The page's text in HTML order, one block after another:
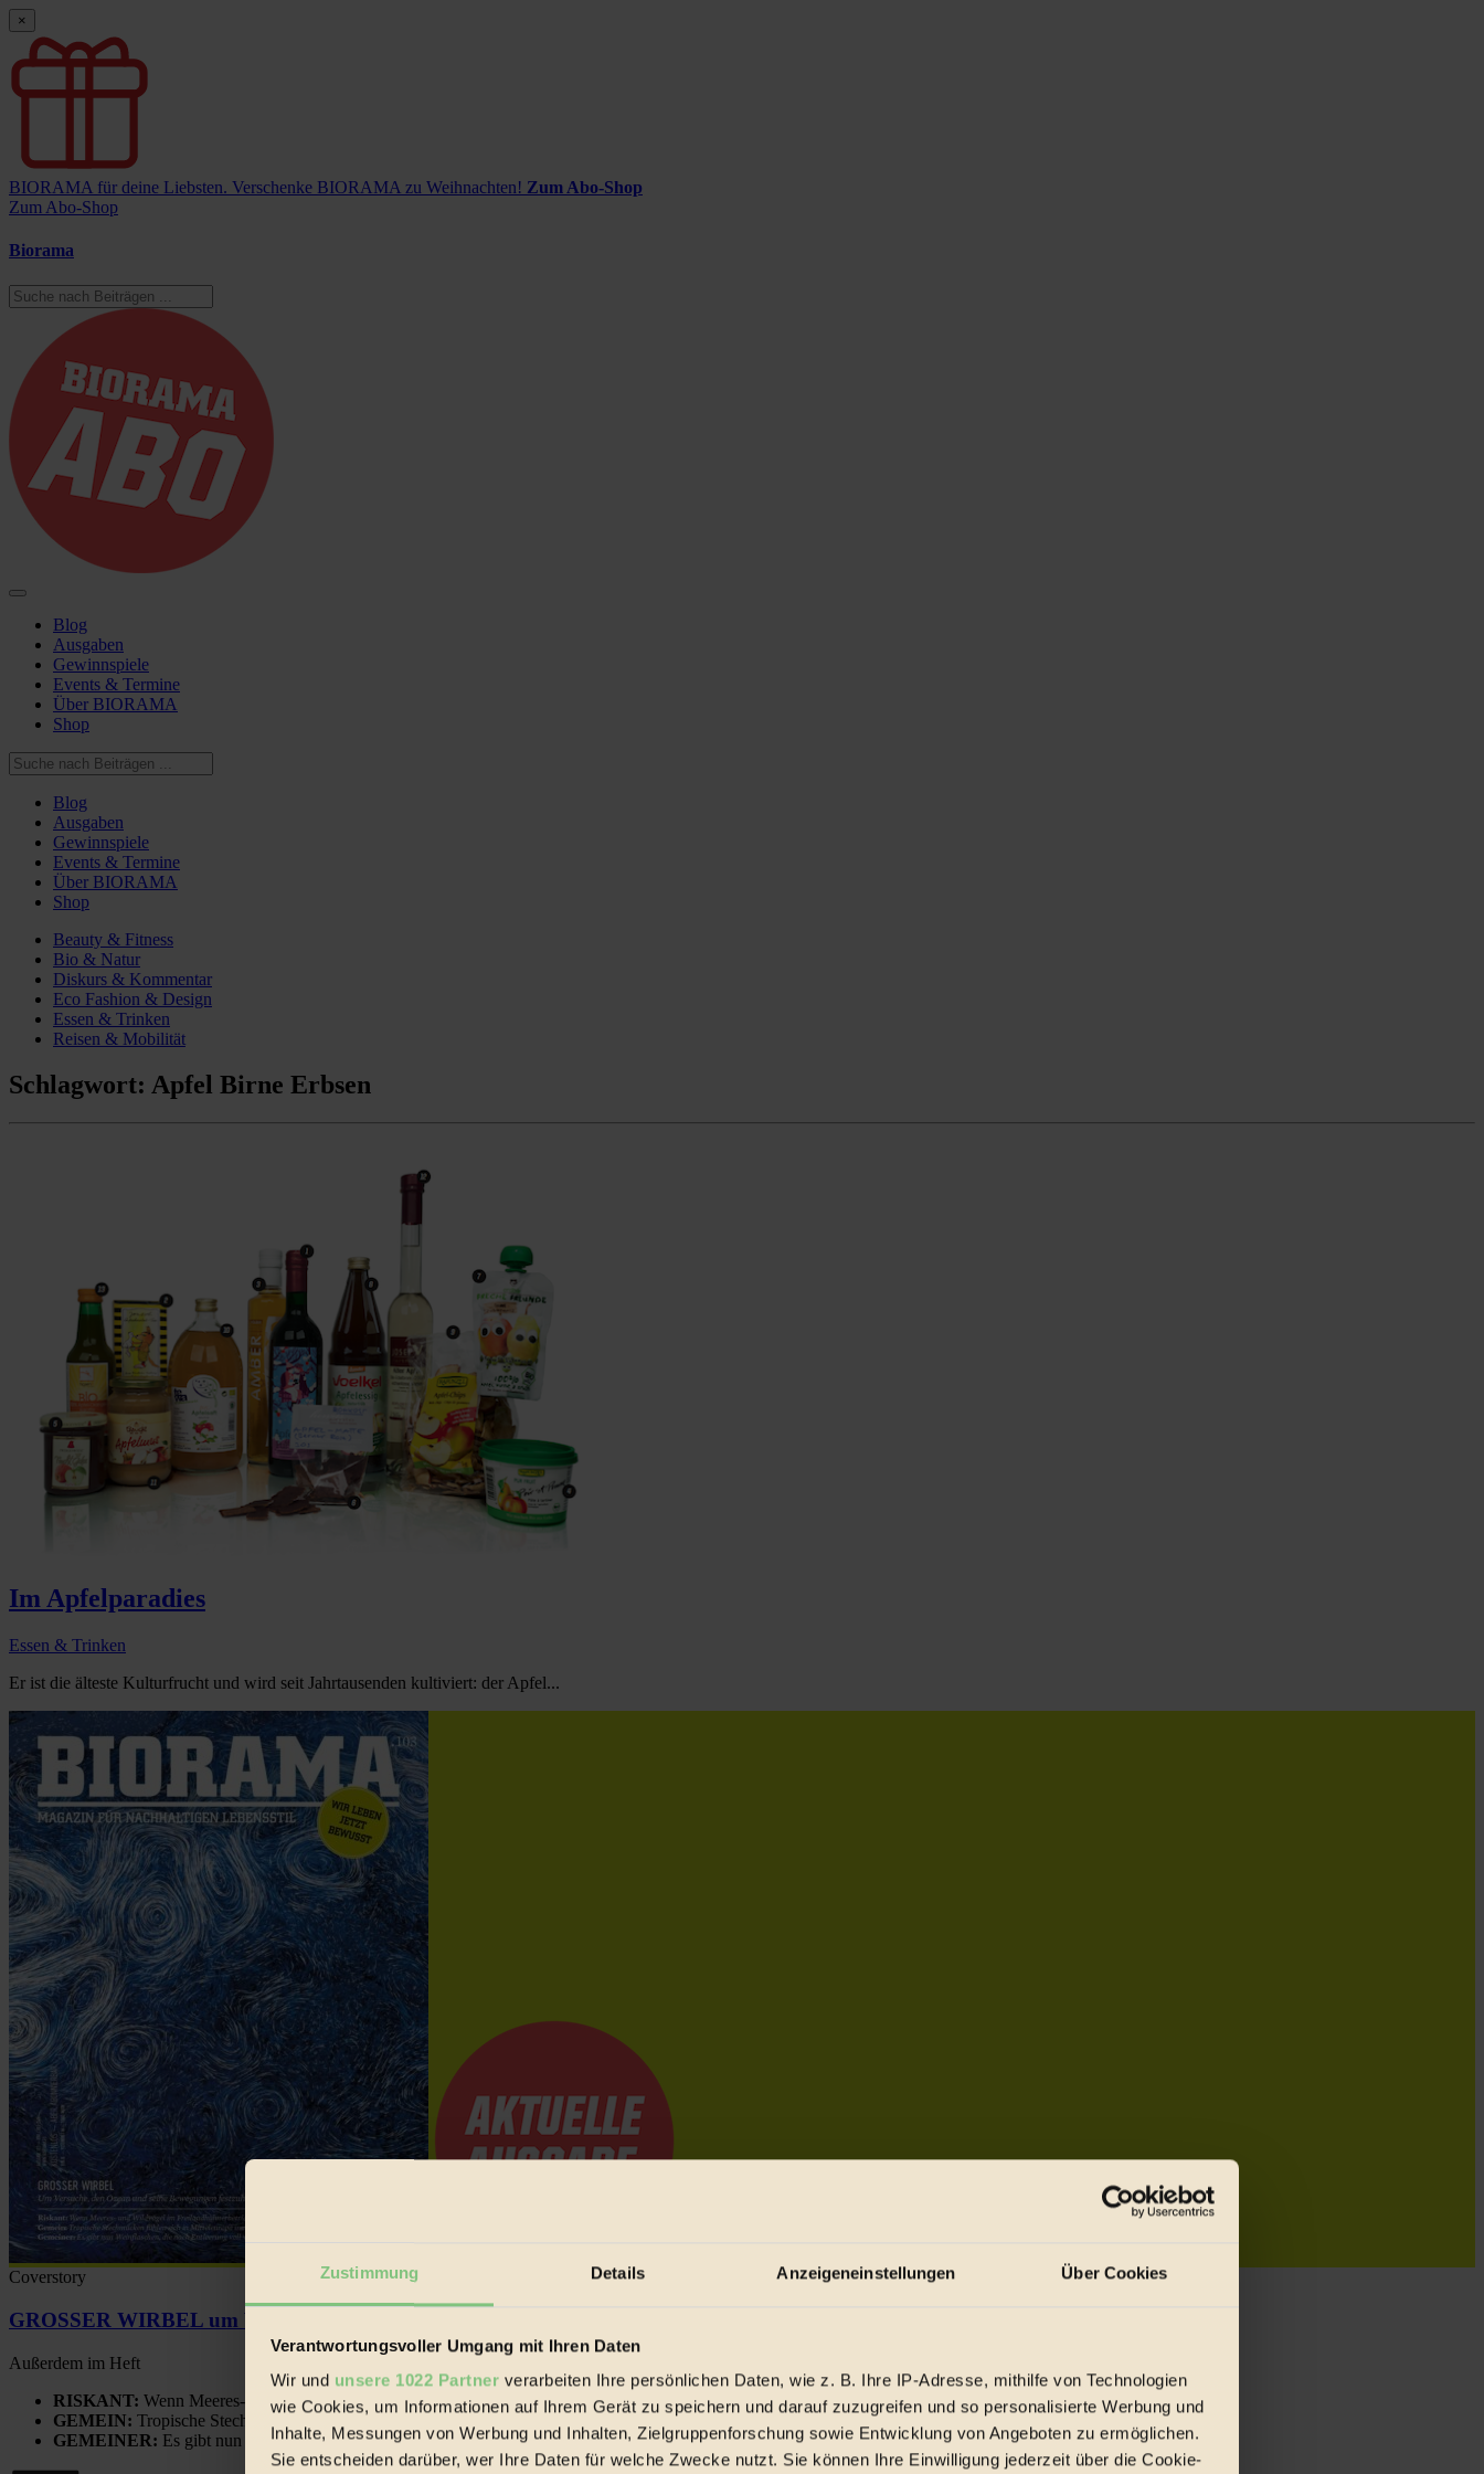
Zustimmung Details Anzeigeneinstellungen Über Cookies
Verantwortungsvoller Umgang mit Ihren Daten
Wir und unsere 1022 Partner verarbeiten Ihre persönlichen Daten, wie z. B. Ihre IP-Adresse, mithilfe von Technologien
wie Cookies, um Informationen auf Ihrem Gerät zu speichern und darauf zuzugreifen und so personalisierte Werbung und
Inhalte, Messungen von Werbung und Inhalten, Zielgruppenforschung sowie Entwicklung von Angeboten zu ermöglichen.
Sie entscheiden darüber, wer Ihre Daten für welche Zwecke nutzt. Sie können Ihre Einwilligung jederzeit über die Cookie-
×
BIORAMA für deine Liebsten. Verschenke BIORAMA zu Weihnachten! Zum Abo-Shop
Zum Abo-Shop
Biorama
Blog
Ausgaben
Gewinnspiele
Events & Termine
Über BIORAMA
Shop
Blog
Ausgaben
Gewinnspiele
Events & Termine
Über BIORAMA
Shop
Beauty & Fitness
Bio & Natur
Diskurs & Kommentar
Eco Fashion & Design
Essen & Trinken
Reisen & Mobilität
Schlagwort: Apfel Birne Erbsen
Im Apfelparadies
Essen & Trinken
Er ist die älteste Kulturfrucht und wird seit Jahrtausenden kultiviert: der Apfel...
Coverstory
GROSSER WIRBEL um Versuche, den Ozean und seine Bewegungen festzuhalten.
Außerdem im Heft
RISKANT: Wenn Meeres- und Wildvögel im Freilandhühnerbetrieb vorbeischauen.
GEMEIN: Tropische Stechmücken fühlen sich in Mitteleuropa inziwschen oft zu Hause.
GEMEINER: Es gibt nun Weinflaschen, die nach Entleerung voll wieder zu dir zurückkommen.